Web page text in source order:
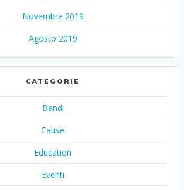
Novembre 2019
Agosto 2019
CATEGORIE
Bandi
Cause
Education
Eventi